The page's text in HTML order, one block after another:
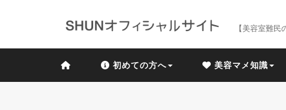
【美容室難
初めての方へ 美容マメ知識